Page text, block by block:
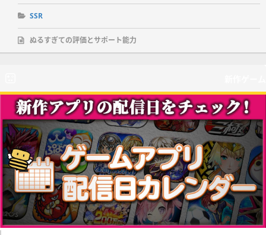
SSR
ぬるすぎての評価とサポート能力